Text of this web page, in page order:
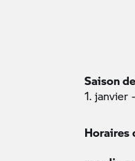
Saison
1. janvier
Horaires